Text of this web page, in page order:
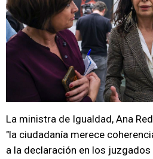
La ministra de Igualdad, Ana
"la ciudadanía merece
a la declaración en los